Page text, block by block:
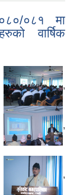
०८१ मा
वार्षिक
,
,
,